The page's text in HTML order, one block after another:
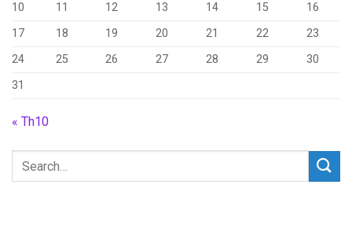
10
11 12 13 14 15
16
17
18 19 20 21 22
23
24
25 26 27 28 29
30
31
« Th10